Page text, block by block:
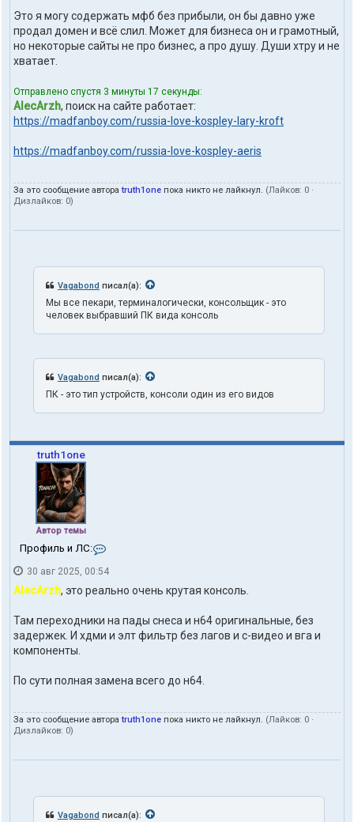
Это я могу содержать мфб без прибыли, он бы давно уже
продал домен и всё слил. Может для бизнеса он и грамотный,
но некоторые сайты не про бизнес, а про душу. Души хтру и не
хватает.
Отправлено спустя 3 минуты 17 секунды:
AlecArzh, поиск на сайте работает:
https://madfanboy.com/russia-love-kospley-lary-kroft
https://madfanboy.com/russia-love-kospley-aeris
За это сообщение автораtruth1one пока никто не лайкнул. (Лайков: 0 ·
Дизлайков: 0)
Vagabond писал(а):
Мы все пекари, терминалогически, консольщик - это
человек выбравший ПК вида консоль
Vagabond писал(а):
ПК - это тип устройств, консоли один из его видов
truth1one
Автор темы
Профиль и ЛС:
н
т
а
т
ы
ь
о
в
е
t
r
30 авг 2025, 00:54
AlecArzh, это реально очень крутая консоль.
Там переходники на пады снеса и н64 оригинальные, без
задержек. И хдми и элт фильтр без лагов и с-видео и вга и
компоненты.
По сути полная замена всего до н64.
За это сообщение автораtruth1one пока никто не лайкнул. (Лайков: 0 ·
Дизлайков: 0)
Vagabond писал(а):